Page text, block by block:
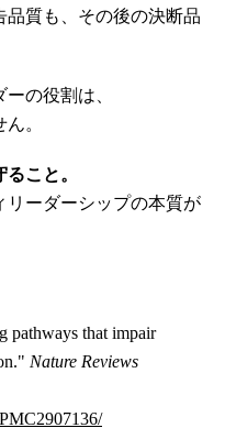
品質も、その後の決断品
の役割は、
。
こと。
リーダーシップの本質が
pathways that impair
Nature Reviews